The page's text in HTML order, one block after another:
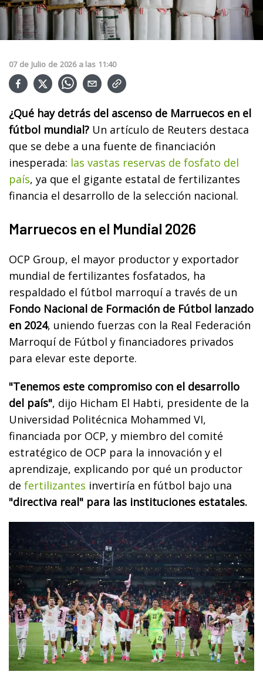
07 de Julio de 2026 a las 11:40
¿Qué hay detrás del ascenso de Marruecos en el
fútbol mundial? Un artículo de Reuters destaca
que se debe a una fuente de financiación
inesperada: las vastas reservas de fosfato del
país, ya que el gigante estatal de fertilizantes
financia el desarrollo de la selección nacional.
Marruecos en el Mundial 2026
OCP Group, el mayor productor y exportador
mundial de fertilizantes fosfatados, ha
respaldado el fútbol marroquí a través de un
Fondo Nacional de Formación de Fútbol lanzado
en 2024, uniendo fuerzas con la Real Federación
Marroquí de Fútbol y financiadores privados
para elevar este deporte.
"Tenemos este compromiso con el desarrollo
del país", dijo Hicham El Habti, presidente de la
Universidad Politécnica Mohammed VI,
financiada por OCP, y miembro del comité
estratégico de OCP para la innovación y el
aprendizaje, explicando por qué un productor
de fertilizantes invertiría en fútbol bajo una
"directiva real" para las instituciones estatales.